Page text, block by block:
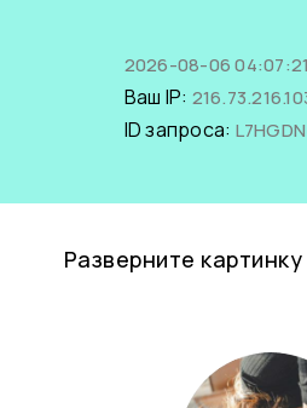
2026-08-06
Ваш IP:
ID запроса:
Разверните